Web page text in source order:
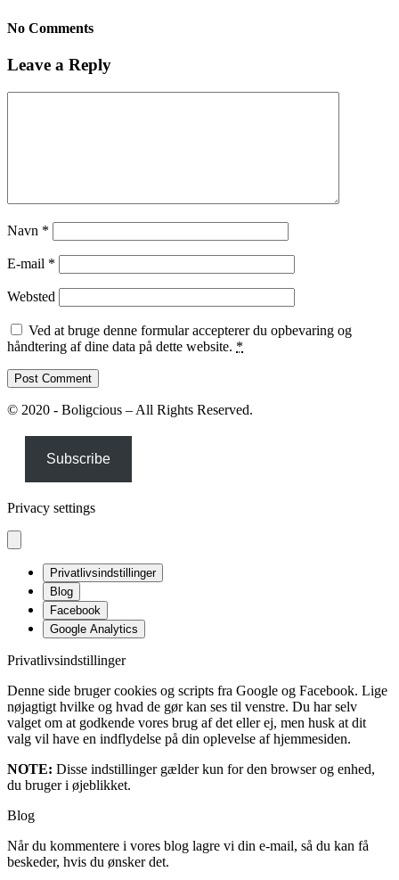
No Comments
Leave a Reply
Navn *
E-mail *
Websted
Ved at bruge denne formular accepterer du opbevaring og
håndtering af dine data på dette website. *
© 2020 - Boligcious – All Rights Reserved.
Subscribe
Privacy settings
Privatlivsindstillinger
Blog
Facebook
Google Analytics
Privatlivsindstillinger
Denne side bruger cookies og scripts fra Google og Facebook. Lige
nøjagtigt hvilke og hvad de gør kan ses til venstre. Du har selv
valget om at godkende vores brug af det eller ej, men husk at dit
valg vil have en indflydelse på din oplevelse af hjemmesiden.
NOTE: Disse indstillinger gælder kun for den browser og enhed,
du bruger i øjeblikket.
Blog
Når du kommentere i vores blog lagre vi din e-mail, så du kan få
beskeder, hvis du ønsker det.